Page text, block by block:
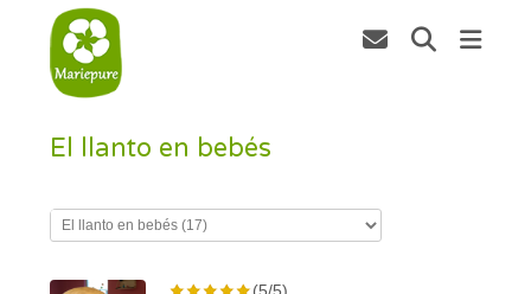
El llanto en bebés
(5/5)